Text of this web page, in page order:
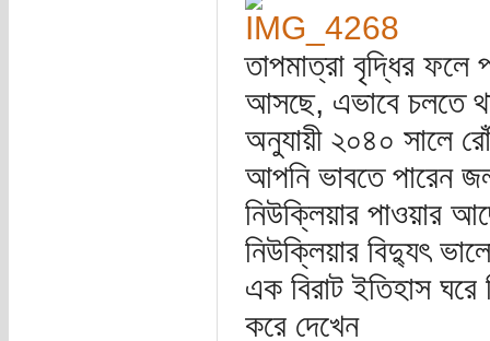
তাপমাত্রা বৃদ্ধির
আসছে, এভাবে চলতে
অনুযায়ী ২০৪০ সালে
আপনি ভাবতে পারেন
নিউক্লিয়ার পাওয়ার
নিউক্লিয়ার বিদ্যুৎ
এক বিরাট ইতিহাস
করে দেখেন